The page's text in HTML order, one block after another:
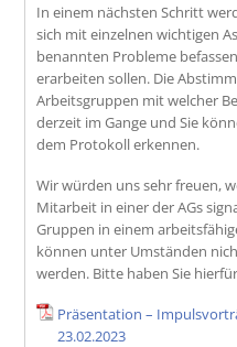
In einem nächsten Schritt
sich mit einzelnen wichtigen
benannten Probleme
erarbeiten sollen. Die
Arbeitsgruppen mit welcher
derzeit im Gange und Sie
dem Protokoll erkennen.
Wir würden uns sehr freuen,
Mitarbeit in einer der AGs
Gruppen in einem
können unter Umständen
werden. Bitte haben Sie
Präsentation –
23.02.2023